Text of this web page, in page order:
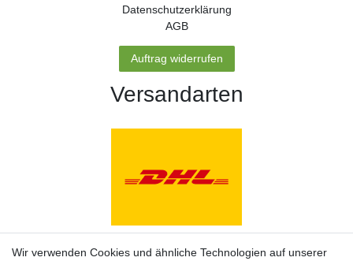
Daten­schutz­erklärung
AGB
Auftrag widerrufen
Versandarten
Zahlungsarten
Wir verwenden Cookies und ähnliche Technologien auf unserer